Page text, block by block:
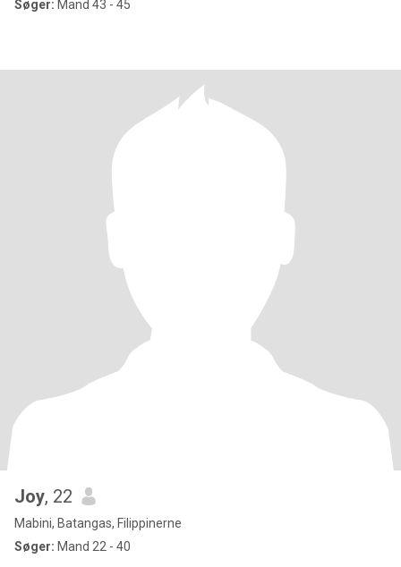
Søger: Mand 43 - 45
Joy, 22
Mabini, Batangas, Filippinerne
Søger: Mand 22 - 40